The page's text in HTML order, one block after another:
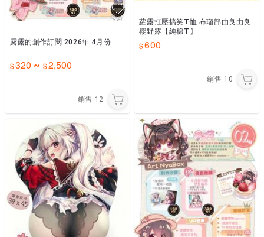
露露的創作訂閱 2026年 4月份
320 ~ 2,500
銷售 12
蘿露扛壓搞笑T恤 布瑠部由良由良
櫻野露【純棉T】
600
銷售 10